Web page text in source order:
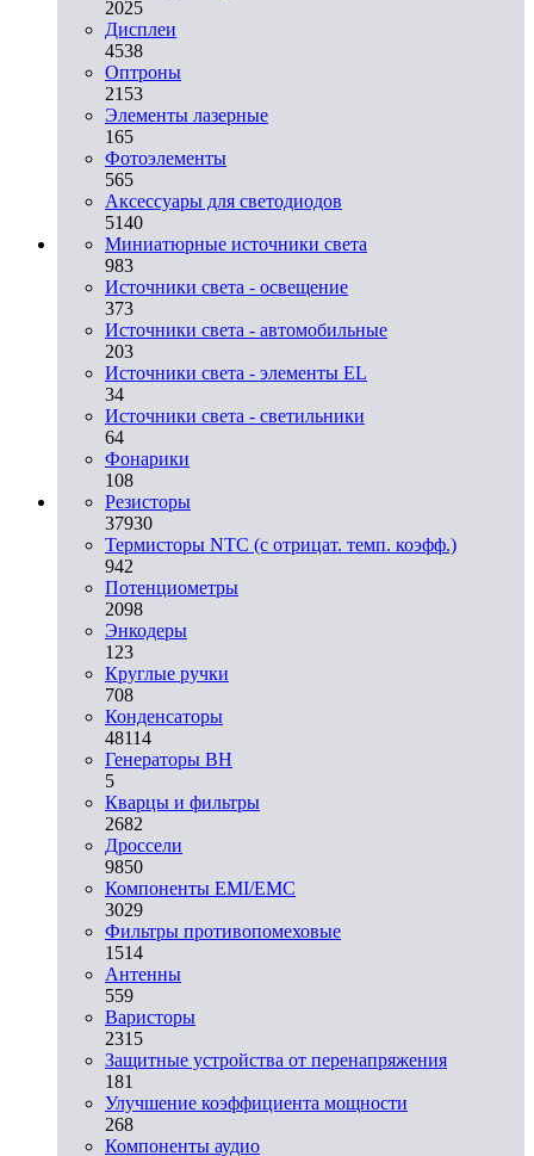
2025
Дисплеи
4538
Оптроны
2153
Элементы лазерные
165
Фотоэлементы
565
Аксессуары для светодиодов
5140
Миниатюрные источники света
983
Источники света - освещение
373
Источники света - автомобильные
203
Источники света - элементы EL
34
Источники света - светильники
64
Фонарики
108
Резисторы
37930
Термисторы NTC (с отрицат. темп. коэфф.)
942
Потенциометры
2098
Энкодеры
123
Круглые ручки
708
Конденсаторы
48114
Генераторы ВН
5
Кварцы и фильтры
2682
Дроссели
9850
Компоненты EMI/EMC
3029
Фильтры противопомеховые
1514
Антенны
559
Варисторы
2315
Защитные устройства от перенапряжения
181
Улучшение коэффициента мощности
268
Компоненты аудио